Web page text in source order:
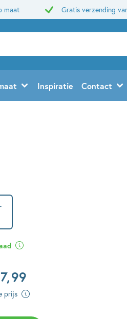
maat Gratis verzending
Inspiratie Contact
,99
prijs